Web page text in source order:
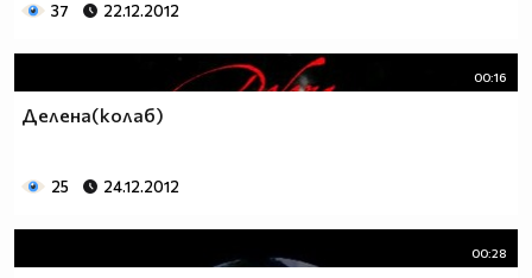
37 22.12.2012
00:16
Делена(колаб)
25 24.12.2012
00:28